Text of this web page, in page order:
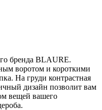
бренда BLAURE.
воротом и короткими
На груди контрастная
дизайн позволит вам
вещей вашего